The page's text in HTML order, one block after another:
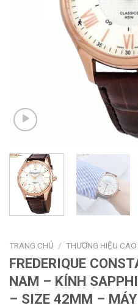
TRANG CHỦ / THƯƠNG HIỆU
FREDERIQUE
NAM – KÍNH
– SIZE 42MM –